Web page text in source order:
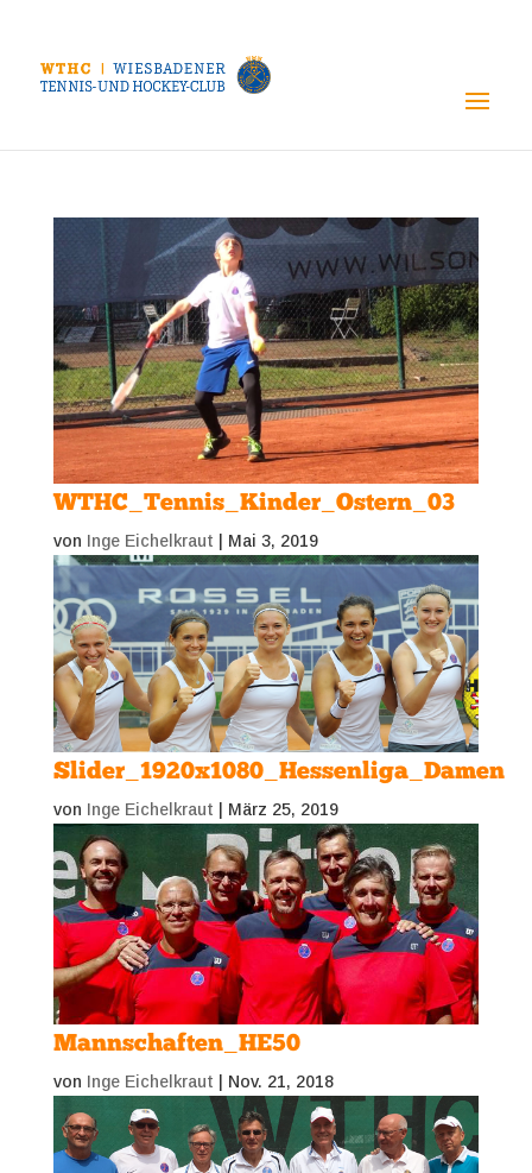
WTHC_Tennis_Kinder_Ostern_03
von Inge Eichelkraut Mai 3, 2019
Slider_1920x1080_Hessenliga_Damen
von Inge Eichelkraut März 25, 2019
Mannschaften_HE50
von Inge Eichelkraut Nov. 21, 2018